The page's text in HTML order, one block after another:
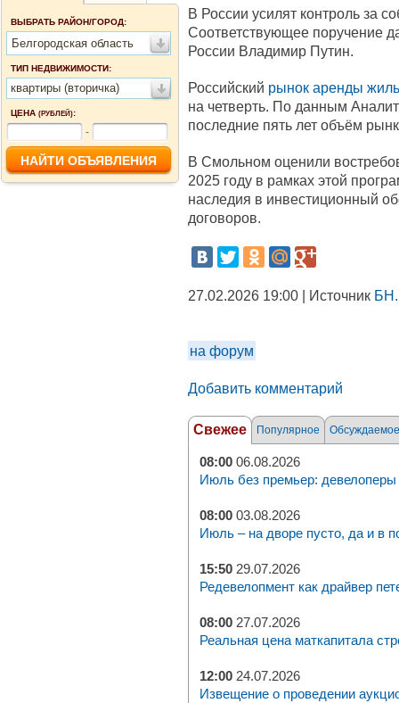
ВЫБРАТЬ РАЙОН/ГОРОД:
Белгородская область
ТИП НЕДВИЖИМОСТИ:
квартиры (вторичка)
ЦЕНА (РУБЛЕЙ):
-
В России усилят контроль за
Соответствующее поручение
России Владимир Путин.
Российский рынок аренды
на четверть. По данным
последние пять лет объём
В Смольном оценили
2025 году в рамках этой
наследия в инвестиционный
договоров.
27.02.2026 19:00 | Источник
на форум
Добавить комментарий
Свежее Популярное Обсуждаемое
08:00 06.08.2026
Июль без премьер: девелоперы
08:00 03.08.2026
Июль – на дворе пусто, да и в
15:50 29.07.2026
Редевелопмент как драйвер
08:00 27.07.2026
Реальная цена маткапитала
12:00 24.07.2026
Извещение о проведении